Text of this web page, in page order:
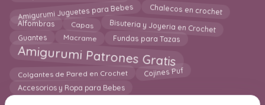
Amigurumi Juguetes para Bebes Chalecos en crochet
Alfombras Capas Bisuteria y Joyeria en Crochet
Guantes Macrame Fundas para Tazas
Amigurumi Patrones Gratis
Colgantes de Pared en Crochet Cojines Puf
Accesorios y Ropa para Bebes